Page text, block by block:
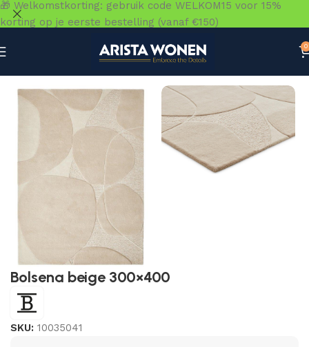
0
Bolsena beige 300×400
SKU: 10035041
🎁 Welkomstkorting: gebruik code WELKOM15 voor 15%
korting op je eerste bestelling (vanaf €150)